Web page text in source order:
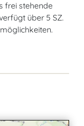
frei stehende
über 5 SZ.